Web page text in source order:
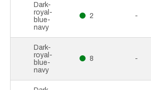
Dark-
royal-
blue-
navy
2 -
Dark-
royal-
blue-
navy
8 -